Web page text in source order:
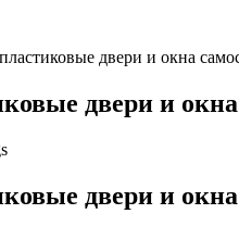
двери и окна
двери и
двери и